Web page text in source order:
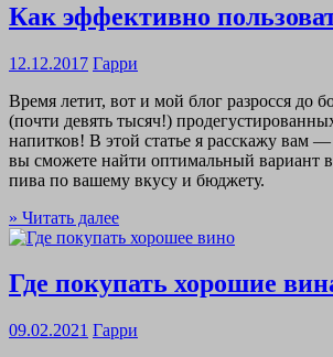
Как эффективно
12.12.2017 Гарри
Время летит, вот и мой блог разросся до
(почти девять тысяч!)
напитков! В этой статье я расскажу вам
вы сможете найти оптимальный вариант
пива по вашему вкусу и бюджету.
» Читать далее
Где покупать хорошие
09.02.2021 Гарри